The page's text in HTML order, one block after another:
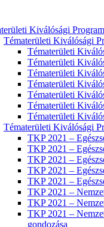
Kiválósági
Tématerületi Kiválósági
Tématerületi
Tématerületi
Tématerületi
Tématerületi
Tématerületi
Tématerületi
Tématerületi
Tématerületi Kiválósági
TKP 2021 –
TKP 2021 –
TKP 2021 –
TKP 2021 –
TKP 2021 –
TKP 2021 –
TKP 2021 –
TKP 2021 –
gondozása